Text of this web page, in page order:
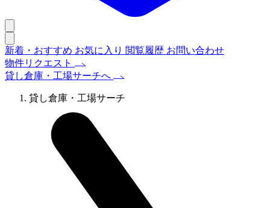
新着・おすすめ お気に入り 閲覧履歴 お問い合わせ
物件リクエスト
貸し倉庫・工場サーチへ
貸し倉庫・工場サーチ